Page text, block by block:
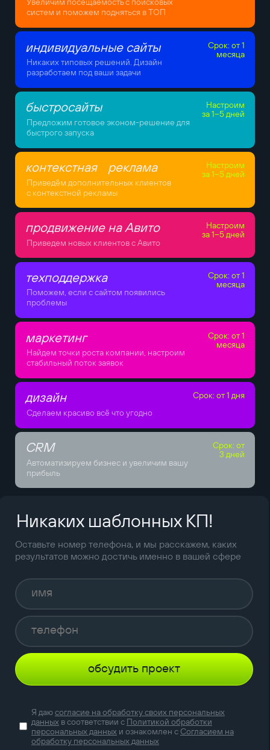
систем и поможем подняться в ТОП
индивидуальные сайты
Никаких типовых решений. Дизайн
разработаем под ваши задачи
Срок: от 1
месяца
быстросайты
Предложим готовое эконом-решение для
быстрого запуска
Настроим
за 1–5 дней
контекстная реклама
Приведём дополнительных клиентов
с контекстной рекламы
Настроим
за 1–5 дней
продвижение на Авито
Приведем новых клиентов с Авито
Настроим
за 1–5 дней
техподдержка
Поможем, если с сайтом появились
проблемы
Срок: от 1
месяца
маркетинг
Найдем точки роста компании, настроим
стабильный поток заявок
Срок: от 1
месяца
дизайн
Сделаем красиво всё что угодно
Срок: от 1 дня
CRM
Автоматизируем бизнес и увеличим вашу
прибыль
Срок: от
3 дней
Никаких шаблонных КП!
Оставьте номер телефона, и мы расскажем, каких
результатов можно достичь именно в вашей сфере
обсудить проект
Я даюсогласие на обработку своих персональных
данных в соответствии с Политикой обработки
персональных данных и ознакомлен с Согласием на
обработку персональных данных